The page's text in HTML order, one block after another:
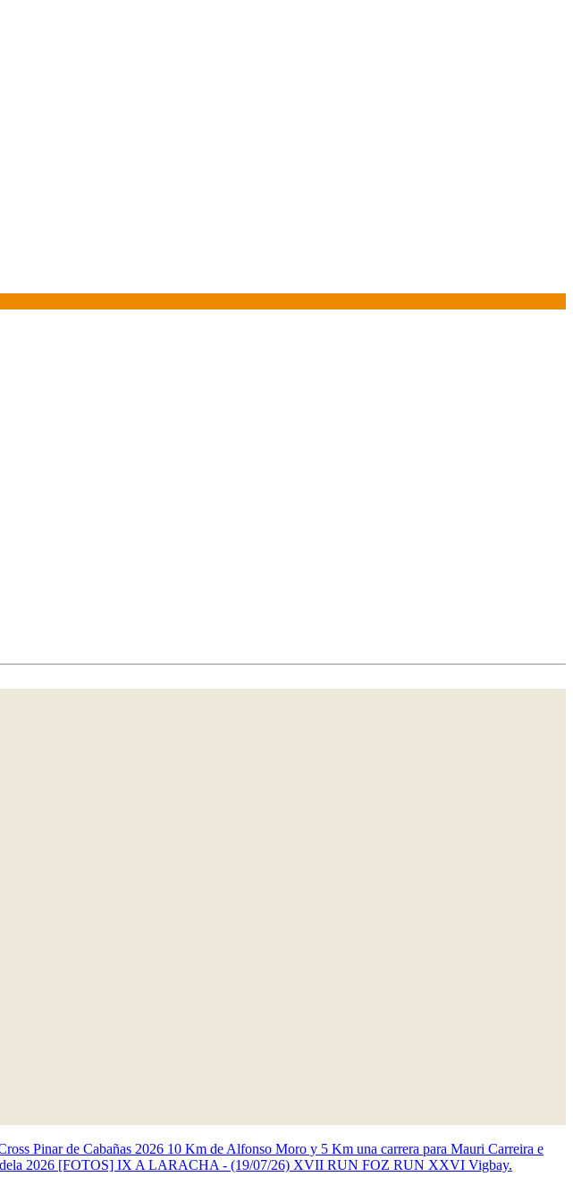
Pinar de Cabañas 2026 10 Km de Alfonso Moro y 5 Km una carrera para Mauri Carreira e
2026 [FOTOS] IX A LARACHA - (19/07/26) XVII RUN FOZ RUN XXVI Vigbay.